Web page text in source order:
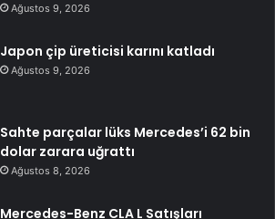
Ağustos 9, 2026
Japon çip üreticisi karını katladı
Ağustos 9, 2026
Sahte parçalar lüks Mercedes’i 62 bin
dolar zarara uğrattı
Ağustos 8, 2026
Mercedes-Benz CLA L Satışları